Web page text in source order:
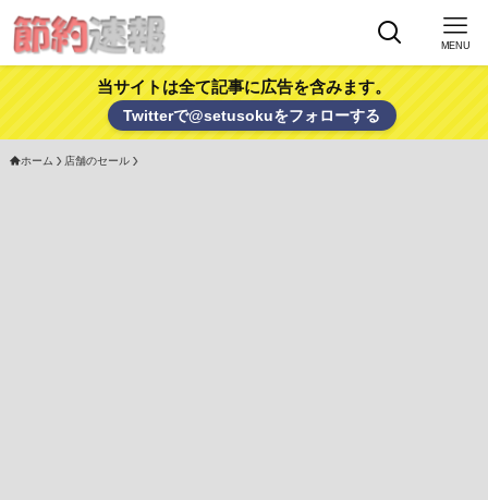
MENU
当サイトは全て記事に広告を含みます。
Twitterで@setusokuをフォローする
ホーム 店舗のセール